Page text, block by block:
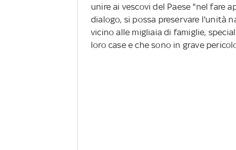
unire ai vescovi del Paese "nel fare
dialogo, si possa preservare l'unità
vicino alle migliaia di famiglie,
loro case e che sono in grave